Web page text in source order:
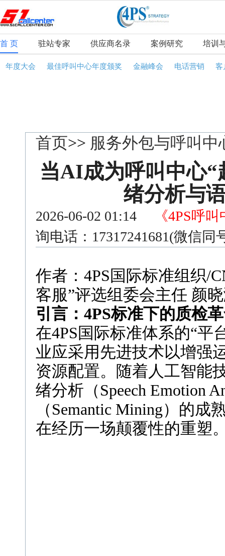
首 页 驻站专家 供应商名录 案例研究 培训
年度大会 最佳呼叫中心年度颁奖 金融峰会 电话营销 客
首页>> 服务外包与呼叫中
当AI成为呼叫中心“
绪分析与
2026-06-02 01:14
《4PS呼
询电话：17317241681(微信
作者：4PS国际标准组织/
客服”评选组委会主任 颜
引言：4PS标准下的质检
在4PS国际标准体系的“平
业应采用先进技术以增强
资源配置。随着人工智能
绪分析（Speech Emotion
（Semantic Mining）的
在经历一场颠覆性的重塑